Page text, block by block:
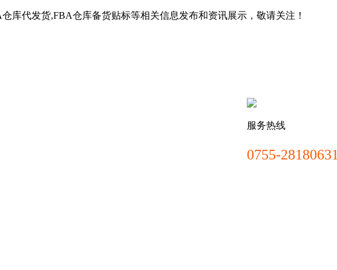
库代发货,FBA仓库备货贴标等相关信息发布和资讯展示，敬请关注！
服务热线
0755-28180631